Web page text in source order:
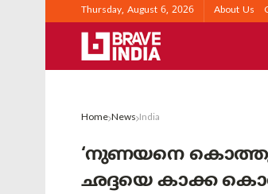
Thursday, August 6, 2026 About Us
Home News India
‘നുണയനെ
ഛദ്ദയെ കാക്ക